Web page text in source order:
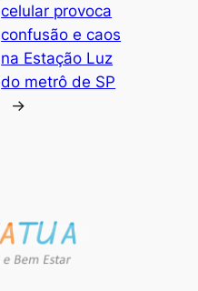
celular provoca
confusão e caos
na Estação Luz
do metrô de SP
→